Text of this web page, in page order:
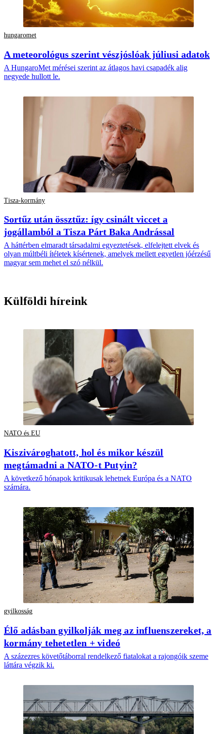
hungaromet
A meteorológus szerint vészjóslóak júliusi adatok
A HungaroMet mérései szerint az átlagos havi csapadék alig
negyede hullott le.
Tisza-kormány
Sortűz után össztűz: így csinált viccet a
jogállamból a Tisza Párt Baka Andrással
A háttérben elmaradt társadalmi egyeztetések, elfelejtett elvek és
olyan múltbéli ítéletek kísértenek, amelyek mellett egyetlen jóérzésű
magyar sem mehet el szó nélkül.
Külföldi híreink
NATO és EU
Kiszivároghatott, hol és mikor készül
megtámadni a NATO-t Putyin?
A következő hónapok kritikusak lehetnek Európa és a NATO
számára.
gyilkosság
Élő adásban gyilkolják meg az influenszereket, a
kormány tehetetlen + videó
A százezres követőtáborral rendelkező fiatalokat a rajongóik szeme
láttára végzik ki.